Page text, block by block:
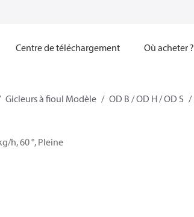
Centre de téléchargement Où acheter ?
Gicleurs à fioul Modèle OD B / OD H / OD S
h, 60 °, Pleine